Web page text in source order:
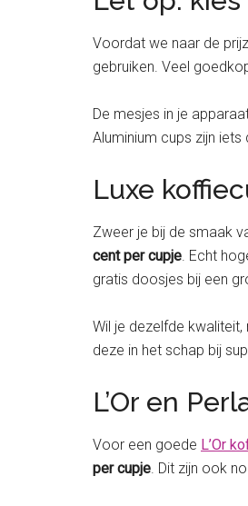
Voordat we naar de
gebruiken. Veel
De mesjes in je
Aluminium cups zijn
Luxe
Zweer je bij de smaak
cent per cupje. Echt
gratis doosjes bij een
Wil je dezelfde
deze in het schap bij
L’Or en
Voor een goede L’Or
per cupje. Dit zijn ook